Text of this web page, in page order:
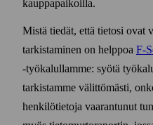
kauppa­paikoilla.
Mistä tiedät, että tietosi ovat
tarkistaminen on helppoa
‑työ­kalullamme: syötä
tarkistamme välittömästi,
henkilö­tietoja vaarantunut